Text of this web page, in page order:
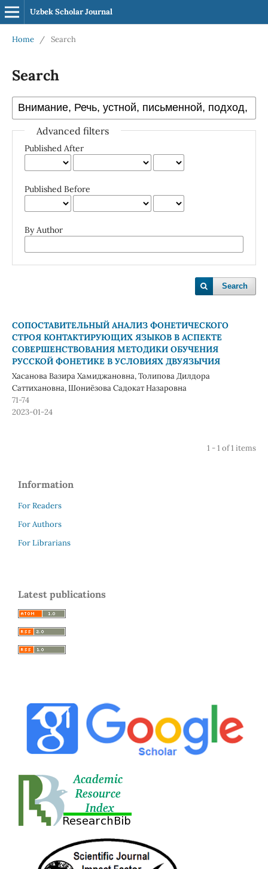
Uzbek Scholar Journal
Home / Search
Search
Advanced filters
Published After
Published Before
By Author
Search
СОПОСТАВИТЕЛЬНЫЙ АНАЛИЗ ФОНЕТИЧЕСКОГО
СТРОЯ КОНТАКТИРУЮЩИХ ЯЗЫКОВ В АСПЕКТЕ
СОВЕРШЕНСТВОВАНИЯ МЕТОДИКИ ОБУЧЕНИЯ
РУССКОЙ ФОНЕТИКЕ В УСЛОВИЯХ ДВУЯЗЫЧИЯ
Хасанова Вазира Хамиджановна, Толипова Дилдора
Саттихановна, Шониёзова Садокат Назаровна
71-74
2023-01-24
1 - 1 of 1 items
Information
For Readers
For Authors
For Librarians
Latest publications